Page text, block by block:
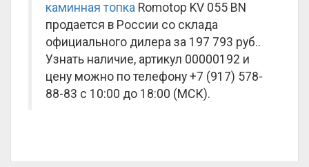
каминная топка Romotop KV 055 BN
продается в России со склада
официального дилера за 197 793 руб..
Узнать наличие, артикул 00000192 и
цену можно по телефону +7 (917) 578-
88-83 с 10:00 до 18:00 (МСК).